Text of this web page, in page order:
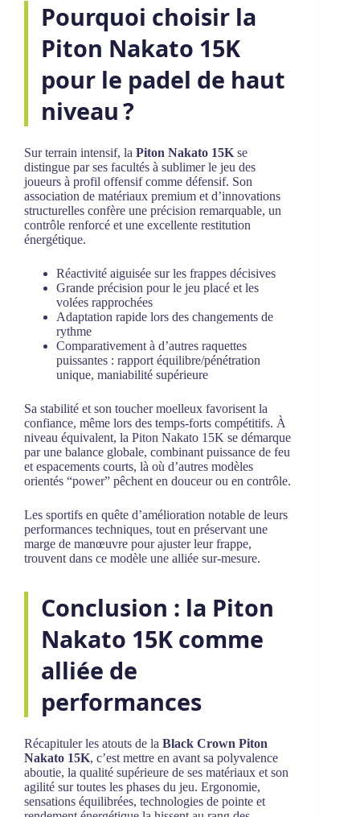
Pourquoi choisir la
Piton Nakato 15K
pour le padel de haut
niveau ?
Sur terrain intensif, la Piton Nakato 15K se
distingue par ses facultés à sublimer le jeu des
joueurs à profil offensif comme défensif. Son
association de matériaux premium et d’innovations
structurelles confère une précision remarquable, un
contrôle renforcé et une excellente restitution
énergétique.
Réactivité aiguisée sur les frappes décisives
Grande précision pour le jeu placé et les
volées rapprochées
Adaptation rapide lors des changements de
rythme
Comparativement à d’autres raquettes
puissantes : rapport équilibre/pénétration
unique, maniabilité supérieure
Sa stabilité et son toucher moelleux favorisent la
confiance, même lors des temps-forts compétitifs. À
niveau équivalent, la Piton Nakato 15K se démarque
par une balance globale, combinant puissance de feu
et espacements courts, là où d’autres modèles
orientés “power” pêchent en douceur ou en contrôle.
Les sportifs en quête d’amélioration notable de leurs
performances techniques, tout en préservant une
marge de manœuvre pour ajuster leur frappe,
trouvent dans ce modèle une alliée sur-mesure.
Conclusion : la Piton
Nakato 15K comme
alliée de
performances
Récapituler les atouts de la Black Crown Piton
Nakato 15K, c’est mettre en avant sa polyvalence
aboutie, la qualité supérieure de ses matériaux et son
agilité sur toutes les phases du jeu. Ergonomie,
sensations équilibrées, technologies de pointe et